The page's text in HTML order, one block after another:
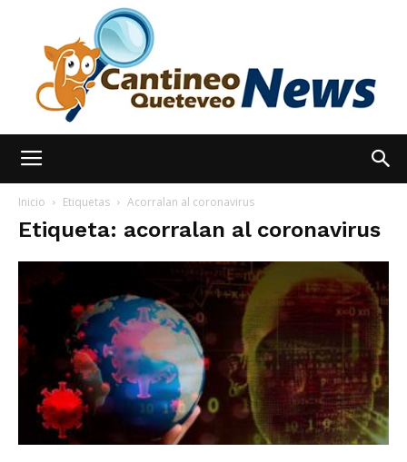
hoy
|
Inicio Etiquetas Acorralan al coronavirus
Etiqueta: acorralan al coronavirus